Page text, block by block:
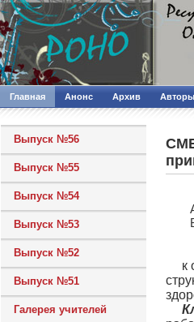
Главная Анонс Архив Авторы
Выпуск №56
Выпуск №55
Выпуск №54
Выпуск №53
Выпуск №52
Выпуск №51
Галерея учителей
к